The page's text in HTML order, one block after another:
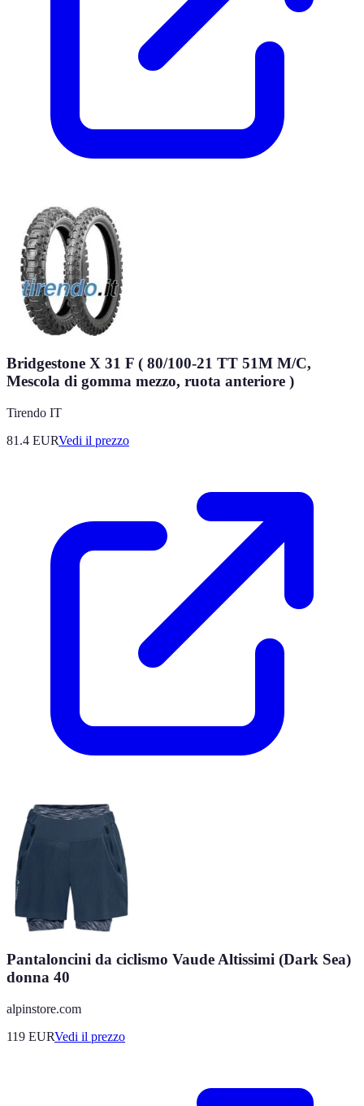
Bridgestone X 31 F ( 80/100-21 TT 51M M/C,
Mescola di gomma mezzo, ruota anteriore )
Tirendo IT
81.4 EURVedi il prezzo
Pantaloncini da ciclismo Vaude Altissimi (Dark Sea)
donna 40
alpinstore.com
119 EURVedi il prezzo